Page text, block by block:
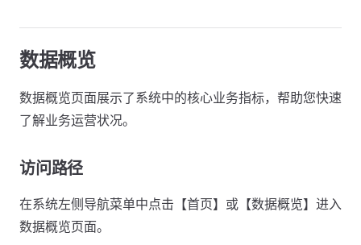
数据概览
数据概览页面展示了系统中的核心业务指标，帮助您快速
了解业务运营状况。
访问路径
在系统左侧导航菜单中点击【首页】或【数据概览】进入
数据概览页面。